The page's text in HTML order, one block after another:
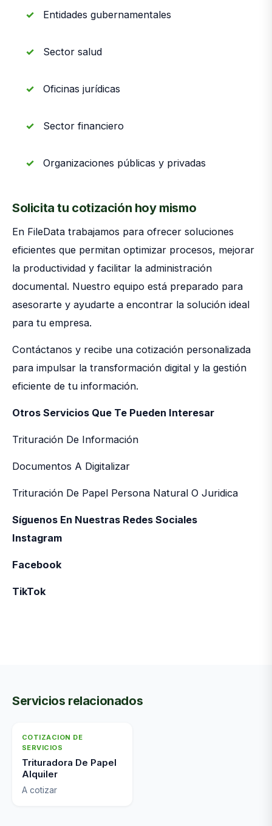
Entidades gubernamentales
Sector salud
Oficinas jurídicas
Sector financiero
Organizaciones públicas y privadas
Solicita tu cotización hoy mismo
En FileData trabajamos para ofrecer soluciones
eficientes que permitan optimizar procesos, mejorar
la productividad y facilitar la administración
documental. Nuestro equipo está preparado para
asesorarte y ayudarte a encontrar la solución ideal
para tu empresa.
Contáctanos y recibe una cotización personalizada
para impulsar la transformación digital y la gestión
eficiente de tu información.
Otros Servicios Que Te Pueden Interesar
Trituración De Información
Documentos A Digitalizar
Trituración De Papel Persona Natural O Juridica
Síguenos En Nuestras Redes Sociales
Instagram
Facebook
TikTok
Servicios relacionados
COTIZACION DE
SERVICIOS
Trituradora De Papel
Alquiler
A cotizar